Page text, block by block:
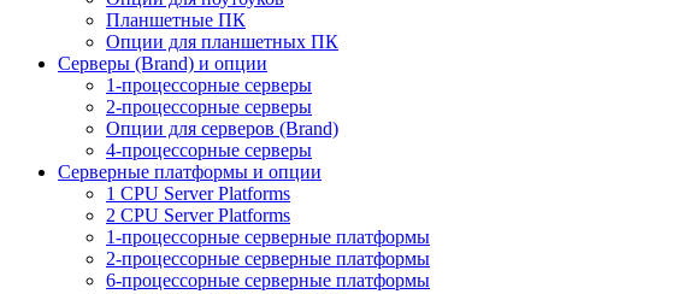
Планшетные ПК
Опции для планшетных ПК
Серверы (Brand) и опции
1-процессорные серверы
2-процессорные серверы
Опции для серверов (Brand)
4-процессорные серверы
Серверные платформы и опции
1 CPU Server Platforms
2 CPU Server Platforms
1-процессорные серверные платформы
2-процессорные серверные платформы
6-процессорные серверные платформы